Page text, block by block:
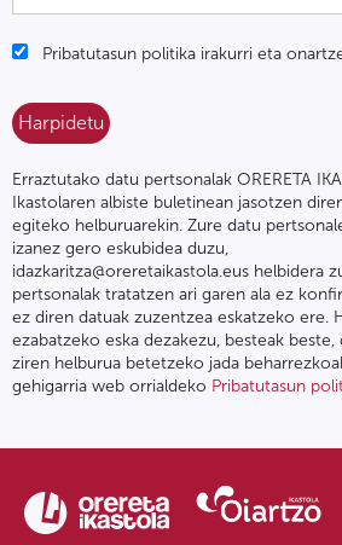
Pribatutasun politika irakurri eta
Erraztutako datu pertsonalak ORERETA
Ikastolaren albiste buletinean jasotzen
egiteko helburuarekin. Zure datu
izanez gero eskubidea duzu,
idazkaritza@oreretaikastola.eus helbidera
pertsonalak tratatzen ari garen ala ez
ez diren datuak zuzentzea eskatzeko ere.
ezabatzeko eska dezakezu, besteak
ziren helburua betetzeko jada
gehigarria web orrialdeko Pribatutasun